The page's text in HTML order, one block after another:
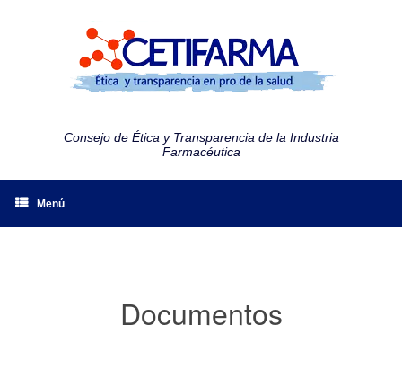
Consejo de Ética y Transparencia de la Industria
Farmacéutica
Menú
Documentos